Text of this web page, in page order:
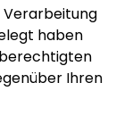
Verarbeitung
haben
Ihren